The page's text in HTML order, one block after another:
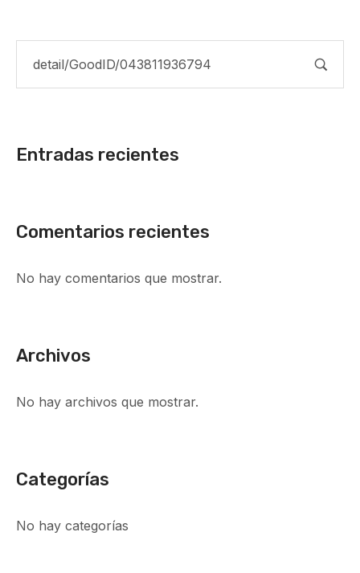
Entradas recientes
Comentarios recientes
No hay comentarios que mostrar.
Archivos
No hay archivos que mostrar.
Categorías
No hay categorías